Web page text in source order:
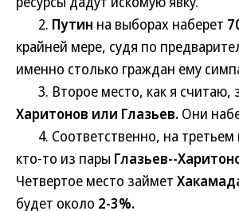
2. Путин на выборах наберет
крайней мере, судя по
именно столько граждан ему
3. Второе место, как я считаю,
Харитонов или Глазьев. Они
4. Соответственно, на третьем
кто-то из пары Глазьев--
Четвертое место займет
будет около 2-3%.